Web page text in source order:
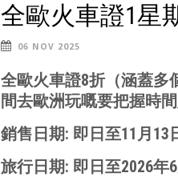
全歐火車證1星
06 NOV 2025
全歐火車證8折（涵蓋多
間去歐洲玩嘅要把握時間
銷售日期: 即日至11月13
旅行日期: 即日至2026年